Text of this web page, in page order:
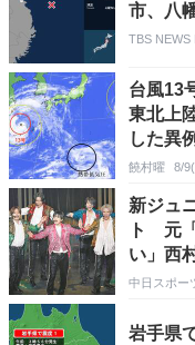
市、八
TBS NEWS
台風13
東北上
した異
饒村曜 8/
新ジュ
ト 元
い」西
やって
中日スポー
岩手県